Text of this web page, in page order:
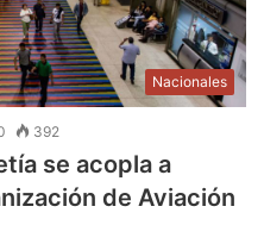
Nacionales
392
se acopla a
de Aviación